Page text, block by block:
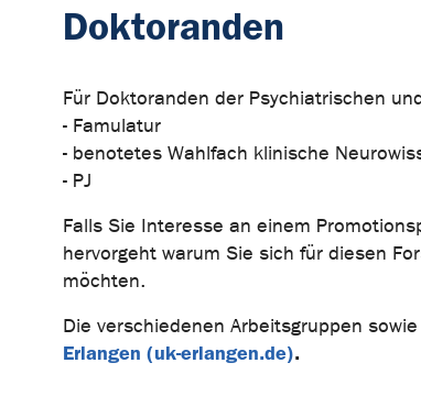
Doktoranden
Für Doktoranden der Psychiatrischen
- Famulatur
- benotetes Wahlfach klinische
- PJ
Falls Sie Interesse an einem
hervorgeht warum Sie sich für diesen
möchten.
Die verschiedenen Arbeitsgruppen
Erlangen (uk-erlangen.de).